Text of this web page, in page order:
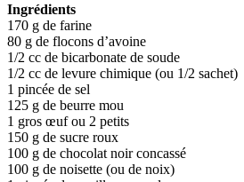
Ingrédients
170 g de farine
80 g de flocons d’avoine
1/2 cc de bicarbonate de soude
1/2 cc de levure chimique (ou 1/2 sachet)
1 pincée de sel
125 g de beurre mou
1 gros œuf ou 2 petits
150 g de sucre roux
100 g de chocolat noir concassé
100 g de noisette (ou de noix)